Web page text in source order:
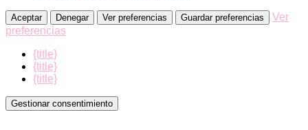
Aceptar Denegar Ver preferencias Guardar preferencias
Ver
preferencias
{title}
{title}
{title}
Gestionar consentimiento